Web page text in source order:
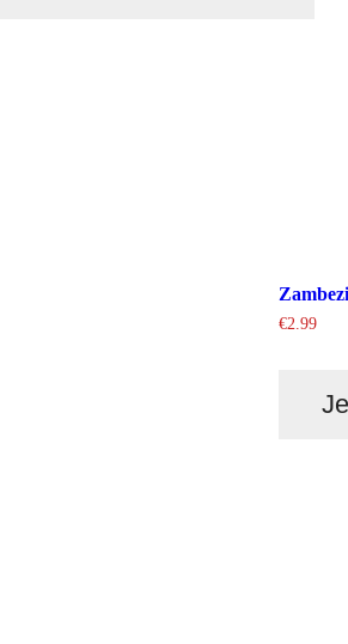
€2.99